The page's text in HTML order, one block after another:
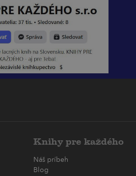
Knihy pre každého
Náš príbeh
Blog